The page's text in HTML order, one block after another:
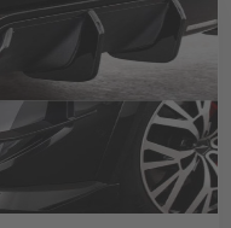
PUR oder im
genannt)